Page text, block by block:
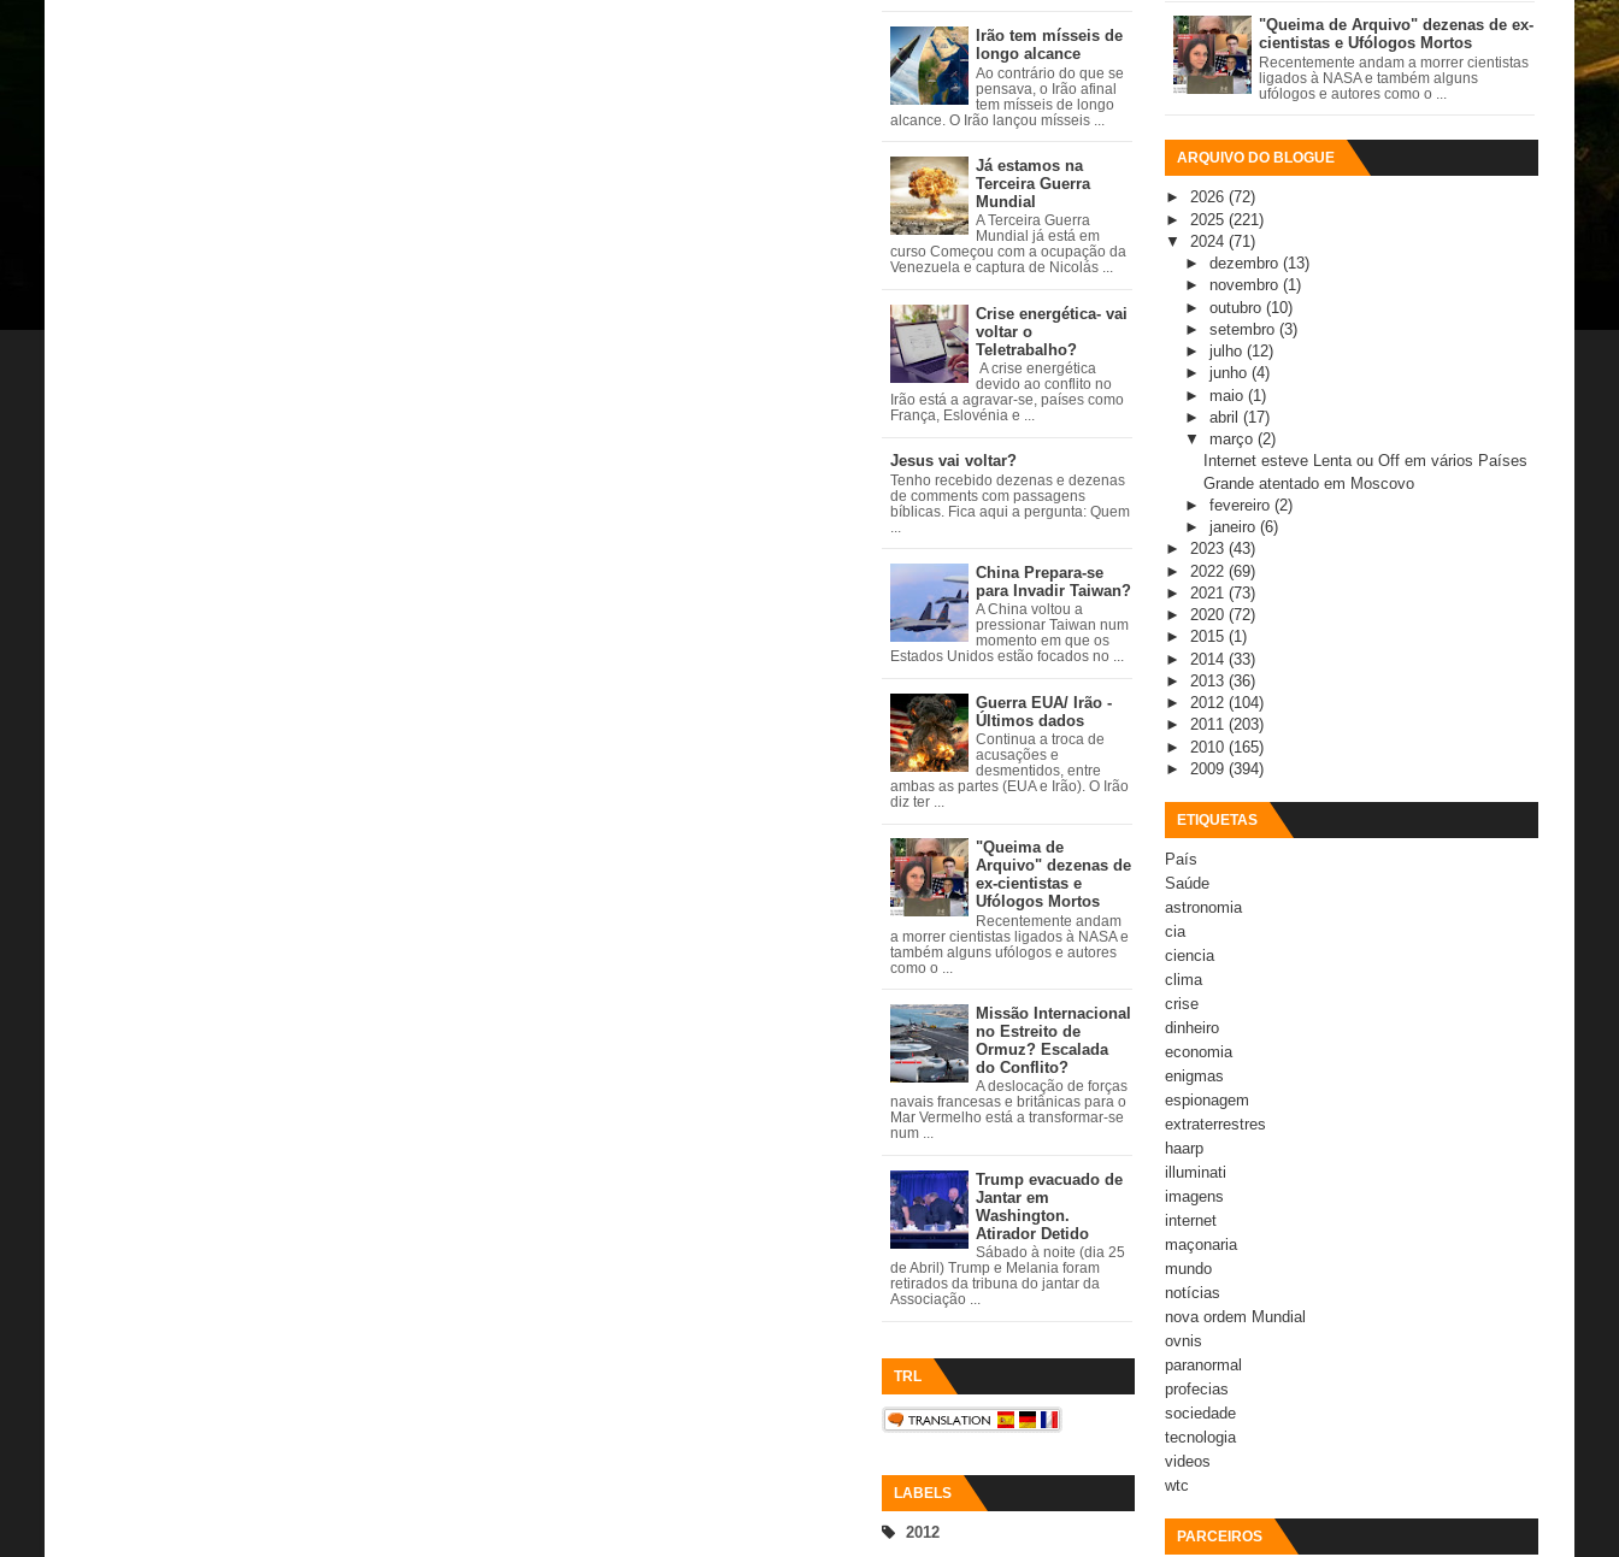
Irão tem mísseis de
longo alcance
Ao contrário do que se
pensava, o Irão afinal
tem mísseis de longo
alcance. O Irão lançou mísseis ...
Já estamos na
Terceira Guerra
Mundial
A Terceira Guerra
Mundial já está em
curso Começou com a ocupação da
Venezuela e captura de Nicolás ...
Crise energética- vai
voltar o
Teletrabalho?
A crise energética
devido ao conflito no
Irão está a agravar-se, países como
França, Eslovénia e ...
Jesus vai voltar?
Tenho recebido dezenas e dezenas
de comments com passagens
bíblicas. Fica aqui a pergunta: Quem
China Prepara-se
para Invadir Taiwan?
A China voltou a
pressionar Taiwan num
momento em que os
Estados Unidos estão focados no ...
Guerra EUA/ Irão -
Últimos dados
Continua a troca de
acusações e
desmentidos, entre
ambas as partes (EUA e Irão). O Irão
diz ter ...
"Queima de
Arquivo" dezenas de
ex-cientistas e
Ufólogos Mortos
Recentemente andam
a morrer cientistas ligados à NASA e
também alguns ufólogos e autores
como o ...
Missão Internacional
no Estreito de
Ormuz? Escalada
do Conflito?
A deslocação de forças
navais francesas e britânicas para o
Mar Vermelho está a transformar-se
num ...
Trump evacuado de
Jantar em
Washington.
Atirador Detido
Sábado à noite (dia 25
de Abril) Trump e Melania foram
retirados da tribuna do jantar da
Associação ...
TRL
LABELS
2012
"Queima de Arquivo" dezenas de ex-
cientistas e Ufólogos Mortos
Recentemente andam a morrer cientistas
ligados à NASA e também alguns
ufólogos e autores como o ...
ARQUIVO DO BLOGUE
► 2026 (72)
► 2025 (221)
▼ 2024 (71)
► dezembro (13)
► novembro (1)
► outubro (10)
► setembro (3)
► julho (12)
► junho (4)
► maio (1)
► abril (17)
▼ março (2)
Internet esteve Lenta ou Off em vários Países
Grande atentado em Moscovo
► fevereiro (2)
► janeiro (6)
► 2023 (43)
► 2022 (69)
► 2021 (73)
► 2020 (72)
► 2015 (1)
► 2014 (33)
► 2013 (36)
► 2012 (104)
► 2011 (203)
► 2010 (165)
► 2009 (394)
ETIQUETAS
País
Saúde
astronomia
cia
ciencia
clima
crise
dinheiro
economia
enigmas
espionagem
extraterrestres
haarp
illuminati
imagens
internet
maçonaria
mundo
notícias
nova ordem Mundial
ovnis
paranormal
profecias
sociedade
tecnologia
videos
wtc
PARCEIROS